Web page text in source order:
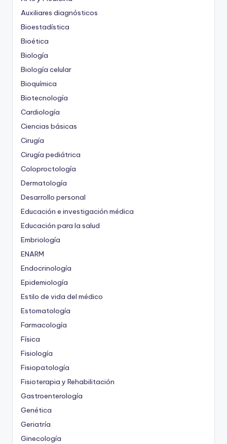
Auxiliares diagnósticos
Bioestadística
Bioética
Biología
Biología celular
Bioquímica
Biotecnología
Cardiología
Ciencias básicas
Cirugía
Cirugía pediátrica
Coloproctología
Dermatología
Desarrollo personal
Educación e investigación médica
Educación para la salud
Embriología
ENARM
Endocrinología
Epidemiología
Estilo de vida del médico
Estomatología
Farmacología
Física
Fisiología
Fisiopatología
Fisioterapia y Rehabilitación
Gastroenterología
Genética
Geriatría
Ginecología